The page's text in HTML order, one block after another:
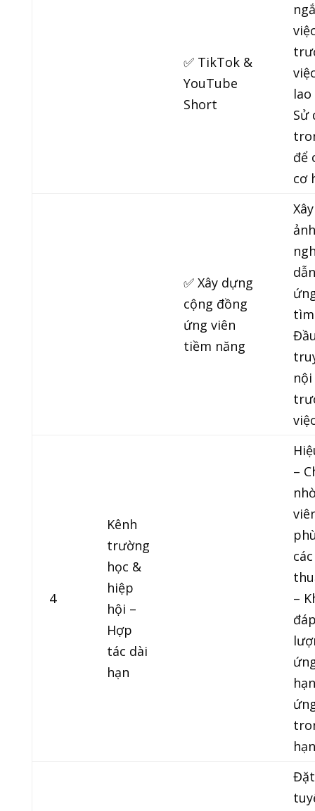
✅ TikTok &
YouTube
Short
Sử
để
cơ
✅ Xây dựng
cộng đồng
ứng viên
tiềm năng
4
Kênh
trường
học &
hiệp
hội –
Hợp
tác dài
hạn
–
–
hạn